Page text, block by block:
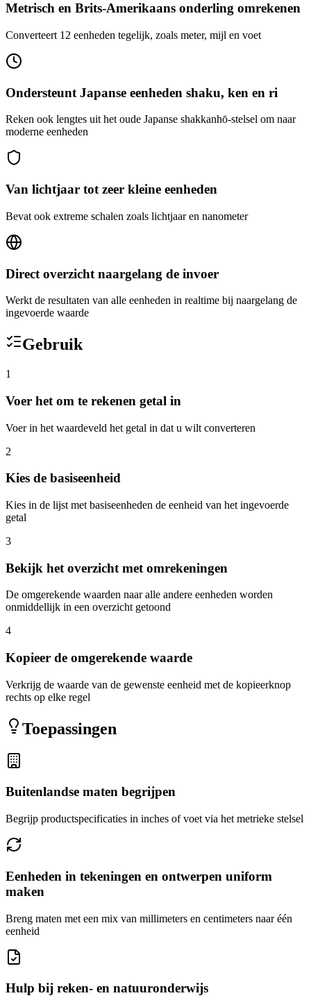
Metrisch en Brits-Amerikaans onderling omrekenen
Converteert 12 eenheden tegelijk, zoals meter, mijl en voet
Ondersteunt Japanse eenheden shaku, ken en ri
Reken ook lengtes uit het oude Japanse shakkanhō-stelsel om naar
moderne eenheden
Van lichtjaar tot zeer kleine eenheden
Bevat ook extreme schalen zoals lichtjaar en nanometer
Direct overzicht naargelang de invoer
Werkt de resultaten van alle eenheden in realtime bij naargelang de
ingevoerde waarde
Gebruik
1
Voer het om te rekenen getal in
Voer in het waardeveld het getal in dat u wilt converteren
2
Kies de basiseenheid
Kies in de lijst met basiseenheden de eenheid van het ingevoerde
getal
3
Bekijk het overzicht met omrekeningen
De omgerekende waarden naar alle andere eenheden worden
onmiddellijk in een overzicht getoond
4
Kopieer de omgerekende waarde
Verkrijg de waarde van de gewenste eenheid met de kopieerknop
rechts op elke regel
Toepassingen
Buitenlandse maten begrijpen
Begrijp productspecificaties in inches of voet via het metrieke stelsel
Eenheden in tekeningen en ontwerpen uniform
maken
Breng maten met een mix van millimeters en centimeters naar één
eenheid
Hulp bij reken- en natuuronderwijs